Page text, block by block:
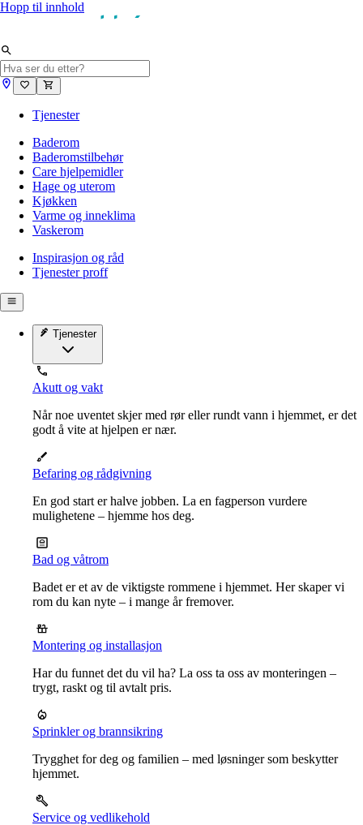
Hopp til innhold
Tjenester
Baderom
Baderomstilbehør
Care hjelpemidler
Hage og uterom
Kjøkken
Varme og inneklima
Vaskerom
Inspirasjon og råd
Tjenester proff
Tjenester
Akutt og vakt
Når noe uventet skjer med rør eller rundt vann i hjemmet, er det
godt å vite at hjelpen er nær.
Befaring og rådgivning
En god start er halve jobben. La en fagperson vurdere
mulighetene – hjemme hos deg.
Bad og våtrom
Badet er et av de viktigste rommene i hjemmet. Her skaper vi
rom du kan nyte – i mange år fremover.
Montering og installasjon
Har du funnet det du vil ha? La oss ta oss av monteringen –
trygt, raskt og til avtalt pris.
Sprinkler og brannsikring
Trygghet for deg og familien – med løsninger som beskytter
hjemmet.
Service og vedlikehold